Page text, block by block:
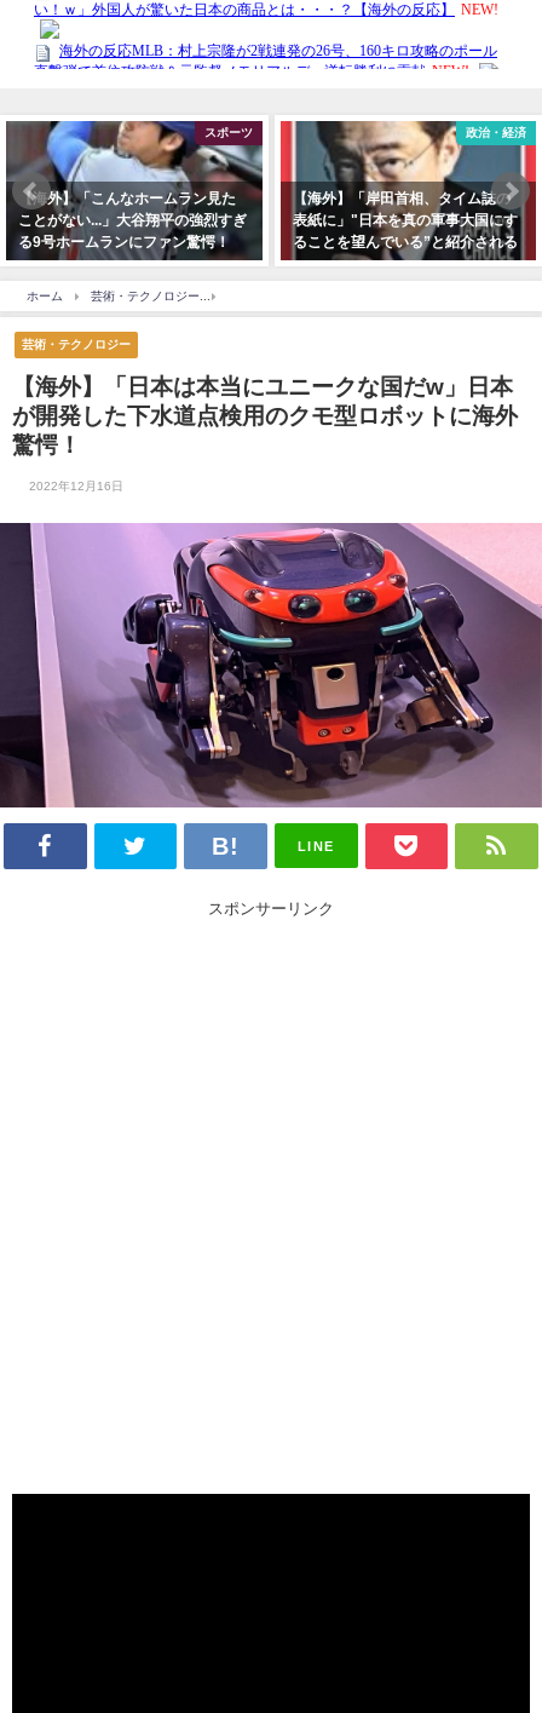
スポーツ
【海外】「こんなホームラン見た
ことがない...」大谷翔平の強烈すぎ
る9号ホームランにファン驚愕！
政治・経済
【海外】「岸田首相、タイム誌の
表紙に」"日本を真の軍事大国にす
ることを望んでいる”と紹介される
w
ホーム 芸術・テクノロジー
芸術・テクノロジー
【海外】「日本は本当にユニークな国だw」日本
が開発した下水道点検用のクモ型ロボットに海外
驚愕！
2022年12月16日
LINE
スポンサーリンク